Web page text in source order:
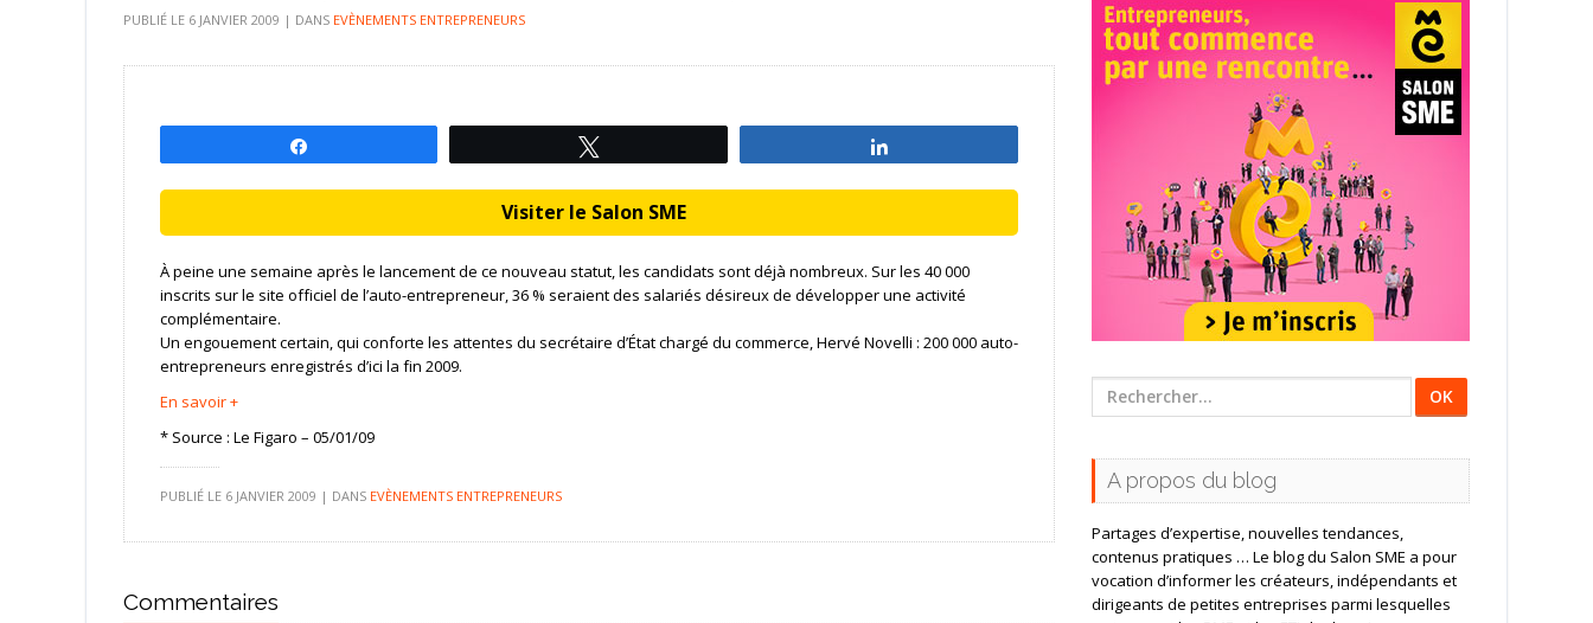
PUBLIÉ LE 6 JANVIER 2009 | DANS EVÈNEMENTS ENTREPRENEURS
Visiter le Salon SME
À peine une semaine après le lancement de ce nouveau statut, les candidats sont déjà nombreux. Sur les 40 000
inscrits sur le site officiel de l’auto-entrepreneur, 36 % seraient des salariés désireux de développer une activité
complémentaire.
Un engouement certain, qui conforte les attentes du secrétaire d’État chargé du commerce, Hervé Novelli : 200 000 auto-
entrepreneurs enregistrés d’ici la fin 2009.
En savoir +
* Source : Le Figaro – 05/01/09
PUBLIÉ LE 6 JANVIER 2009 | DANS EVÈNEMENTS ENTREPRENEURS
Commentaires
Rechercher
:
A propos du blog
Partages d’expertise, nouvelles tendances,
contenus pratiques … Le blog du Salon SME a pour
vocation d’informer les créateurs, indépendants et
dirigeants de petites entreprises parmi lesquelles